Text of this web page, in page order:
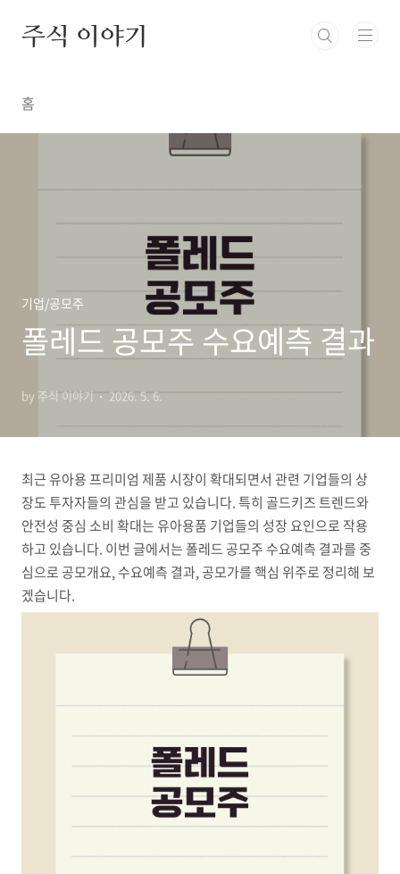
주식 이야기
홈
기업/공모주
폴레드 공모주 수요예측 결과
by 주식 이야기 2026. 5. 6.
최근 유아용 프리미엄 제품 시장이 확대되면서 관련 기업들의 상
장도 투자자들의 관심을 받고 있습니다. 특히 골드키즈 트렌드와
안전성 중심 소비 확대는 유아용품 기업들의 성장 요인으로 작용
하고 있습니다. 이번 글에서는 폴레드 공모주 수요예측 결과를 중
심으로 공모개요, 수요예측 결과, 공모가를 핵심 위주로 정리해 보
겠습니다.